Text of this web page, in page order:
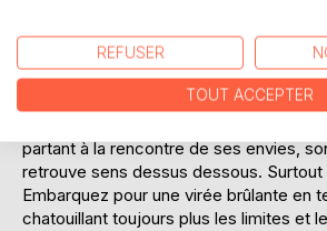
Toutefois, l'arrivée à l'Académy de cet
charmeur et terriblement secret
Tourmentée par son regard
s'aventure dans un voyage sensuel la
partant à la rencontre de ses envies,
retrouve sens dessus dessous.
Embarquez pour une virée brûlante en
chatouillant toujours plus les limites et
REFUSER
TOUT ACCEPTER